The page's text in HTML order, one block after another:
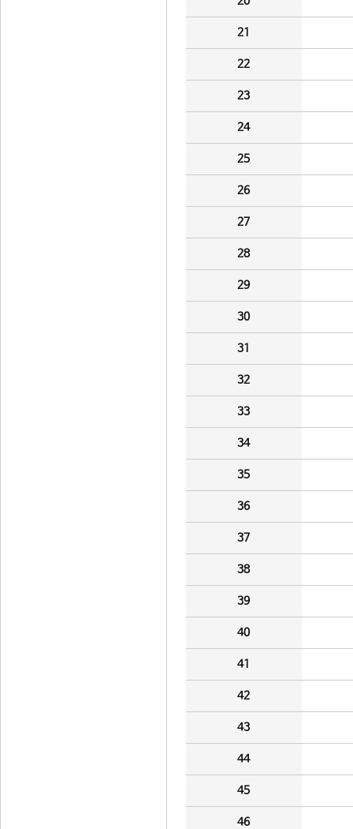
21
22
23
24
25
26
27
28
29
30
31
32
33
34
35
36
37
38
39
40
41
42
43
44
45
46